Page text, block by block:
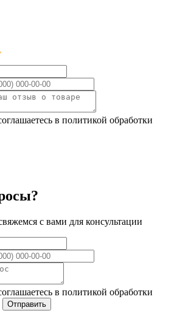
в политикой обработки
с вами для консультации
в политикой обработки
Отправить